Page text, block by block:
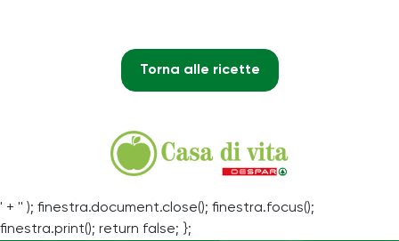
Torna alle ricette
' + '' ); finestra.document.close(); finestra.focus();
finestra.print(); return false; };